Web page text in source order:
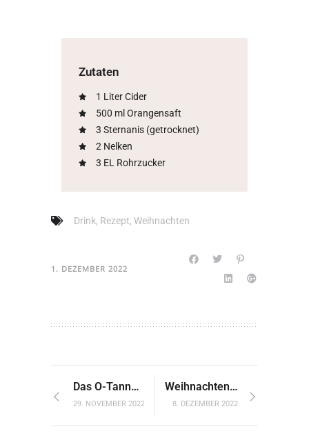
Zutaten
1 Liter Cider
500 ml Orangensaft
3 Sternanis (getrocknet)
2 Nelken
3 EL Rohrzucker
Drink, Rezept, Weihnachten
1. DEZEMBER 2022
Das O-Tannenbaum ABC
29. NOVEMBER 2022
Weihnachten – Ein Fest für die ganze Welt
8. DEZEMBER 2022